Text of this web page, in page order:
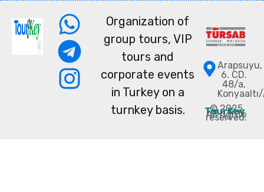
Organization of
group tours, VIP
tours and
corporate events
in Turkey on a
turnkey basis.
Arapsuyu,
6. CD.
48/a,
© 2025
TourKey.
All rights
reserved.